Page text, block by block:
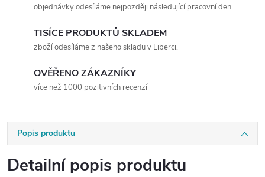
objednávky odesíláme nejpozději následující pracovní den
TISÍCE PRODUKTŮ SKLADEM
zboží odesíláme z našeho skladu v Liberci.
OVĚŘENO ZÁKAZNÍKY
více než 1000 pozitivních recenzí
Popis produktu
Detailní popis produktu